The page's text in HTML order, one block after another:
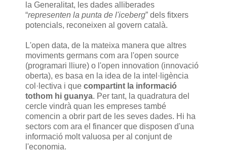
la Generalitat, les dades alliberades
“representen la punta de l'iceberg” dels fitxers
potencials, reconeixen al govern català.
L'open data, de la mateixa manera que altres
moviments germans com ara l'open source
(programari lliure) o l'open innovation (innovació
oberta), es basa en la idea de la intel·ligència
col·lectiva i que compartint la informació
tothom hi guanya. Per tant, la quadratura del
cercle vindrà quan les empreses també
comencin a obrir part de les seves dades. Hi ha
sectors com ara el financer que disposen d'una
informació molt valuosa per al conjunt de
l'economia.